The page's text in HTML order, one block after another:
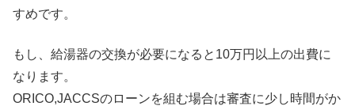
すめです。
もし、給湯器の交換が必要になると10万円以上の出費に
なります。
ORICO,JACCSのローンを組む場合は審査に少し時間がか